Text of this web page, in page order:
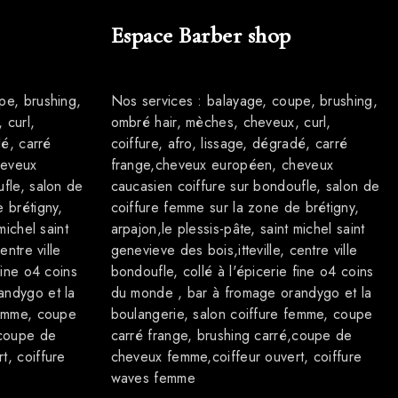
brushing,
curl,
carré
salon de
brétigny,
saint
ville
o4 coins
et la
coupe
de
coiffure
Espace Barber shop
Nos services : balayage, coupe, brushing,
ombré hair, mèches, cheveux, curl,
coiffure, afro, lissage, dégradé, carré
frange,cheveux européen, cheveux
caucasien coiffure sur bondoufle, salon de
coiffure femme sur la zone de brétigny,
arpajon,le plessis-pâte, saint michel saint
genevieve des bois,itteville, centre ville
bondoufle, collé à l'épicerie fine o4 coins
du monde , bar à fromage orandygo et la
boulangerie, salon coiffure femme, coupe
carré frange, brushing carré,coupe de
cheveux femme,coiffeur ouvert, coiffure
waves femme